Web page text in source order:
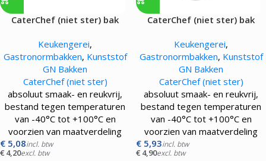
CaterChef (niet ster) bak
transparant
Keukengerei,
Gastronormbakken, Kunststof
GN Bakken
CaterChef (niet ster)
absoluut smaak- en reukvrij,
bestand tegen temperaturen
van -40°C tot +100°C en
voorzien van maatverdeling
€ 5,08incl. btw
€ 4,20excl. btw
CaterChef (niet ster) bak
transparant
Keukengerei,
Gastronormbakken, Kunststof
GN Bakken
CaterChef (niet ster)
absoluut smaak- en reukvrij,
bestand tegen temperaturen
van -40°C tot +100°C en
voorzien van maatverdeling
€ 5,93incl. btw
€ 4,90excl. btw